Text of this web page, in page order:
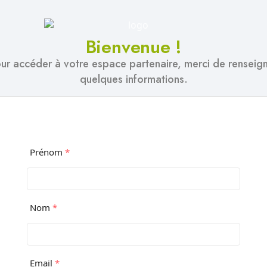
Bienvenue !
accéder à votre espace partenaire, merci de
quelques informations.
Prénom *
Nom *
Email *